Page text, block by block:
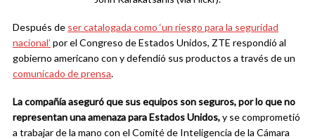
Después de ser catalogada como ‘un riesgo para la seguridad
nacional’ por el Congreso de Estados Unidos, ZTE respondió al
gobierno americano con y defendió sus productos a través de un
comunicado de prensa.
La compañía aseguró que sus equipos son seguros, por lo que no
representan una amenaza para Estados Unidos,y se comprometió
a trabajar de la mano con el Comité de Inteligencia de la Cámara